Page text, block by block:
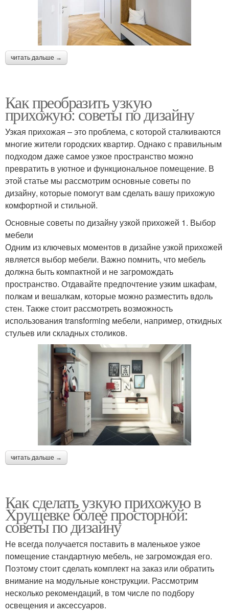
читать дальше →
Как преобразить узкую
прихожую: советы по дизайну
Узкая прихожая – это проблема, с которой сталкиваются
многие жители городских квартир. Однако с правильным
подходом даже самое узкое пространство можно
превратить в уютное и функциональное помещение. В
этой статье мы рассмотрим основные советы по
дизайну, которые помогут вам сделать вашу прихожую
комфортной и стильной.
Основные советы по дизайну узкой прихожей 1. Выбор
мебели
Одним из ключевых моментов в дизайне узкой прихожей
является выбор мебели. Важно помнить, что мебель
должна быть компактной и не загромождать
пространство. Отдавайте предпочтение узким шкафам,
полкам и вешалкам, которые можно разместить вдоль
стен. Также стоит рассмотреть возможность
использования transforming мебели, например, откидных
стульев или складных столиков.
читать дальше →
Как сделать узкую прихожую в
Хрущевке более просторной:
советы по дизайну
Не всегда получается поставить в маленькое узкое
помещение стандартную мебель, не загромождая его.
Поэтому стоит сделать комплект на заказ или обратить
внимание на модульные конструкции. Рассмотрим
несколько рекомендаций, в том числе по подбору
освещения и аксессуаров.